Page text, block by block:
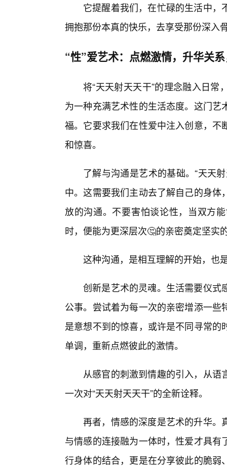
它提醒着我们，在忙碌的生活中
拥抱那份本真的快乐，去享受那份深入
“性”爱艺术：点燃激情，升华关
将“天天射天天干”的理念融入日
为一种充满艺术性的生活态度。这门
福。它要求我们在性爱中注入创意，
和惊喜。
了解与沟通是艺术的基础。“天天
中。这需要我们主动去了解自己的身
放的沟通。不要害怕谈论性，当双方
时，便能为更深层次🤔的亲密奠定坚实
这种沟通，是相互理解的开始，也
创新是艺术的灵魂。生活需要仪式
公事。尝试着为每一次的亲密增添一
是意想不到的惊喜，或许是不同寻常
单调，重新点燃彼此的激情。
从感官的刺激到情趣的引入，从
一次对“天天射天天干”的全新诠释。
再者，情感的深度是艺术的升华。
与情感的连接融为一体时，性爱才具
行身体的结合，更是在分享彼此的脆